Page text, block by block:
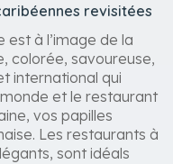
revisitées
est à l’image de la
colorée, savoureuse,
international qui
et le restaurant
vos papilles
Les restaurants à
sont idéals